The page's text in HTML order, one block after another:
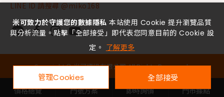
LINE ID 請搜尋 @miko168
Copyright ©米可資訊有限公司All Rights Reserved.
價格總覽 門號方案 即時詢價 門市據點
米可致力於守護您的數據隱私 本站使用 Cookie 提升瀏覽品質
與分析流量。點擊「全部接受」即代表您同意目前的 Cookie 設
定。 了解更多
管理Cookies 全部接受